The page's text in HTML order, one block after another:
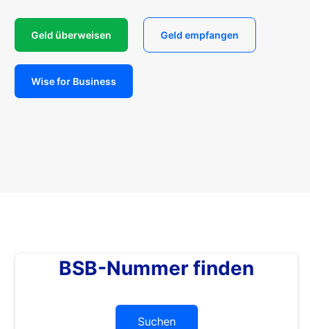
Geld überweisen Geld empfangen
Wise for Business
BSB-Nummer finden
Suchen